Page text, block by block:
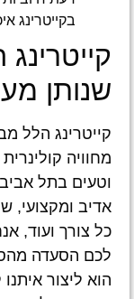
בקייטרינג
קייטרינג
שנותן
קייטרינג הלל
מחוויה
וטעים בתל
אדיב ומקצועי,
כל צורך ועוד,
לכם הסעדה
הוא ליצור